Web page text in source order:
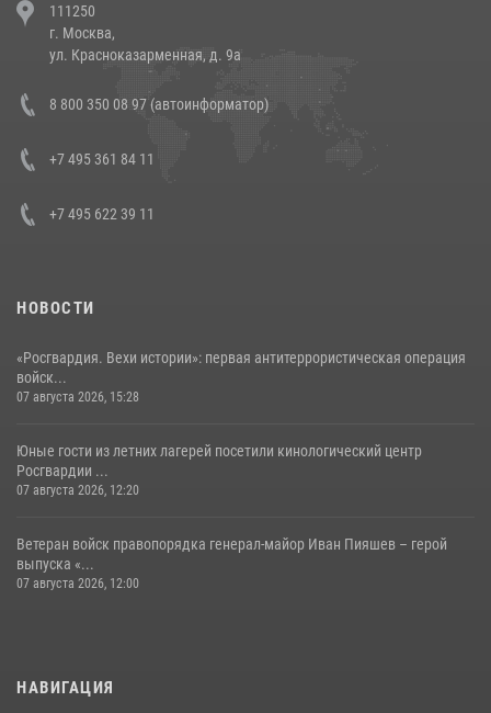
напавших на бригаду скорой помощи (видео)
14 июля 2026, 12:20
В Росгвардии прошла военно-научная конференция по обобщению
боевого опыта
111250
г. Москва,
ул. Красноказарменная, д. 9а
8 800 350 08 97 (автоинформатор)
+7 495 361 84 11
+7 495 622 39 11
НОВОСТИ
«Росгвардия. Вехи истории»: первая антитеррористическая операция
войск...
07 августа 2026, 15:28
Юные гости из летних лагерей посетили кинологический центр
Росгвардии ...
07 августа 2026, 12:20
Ветеран войск правопорядка генерал-майор Иван Пияшев – герой
выпуска «...
07 августа 2026, 12:00
НАВИГАЦИЯ